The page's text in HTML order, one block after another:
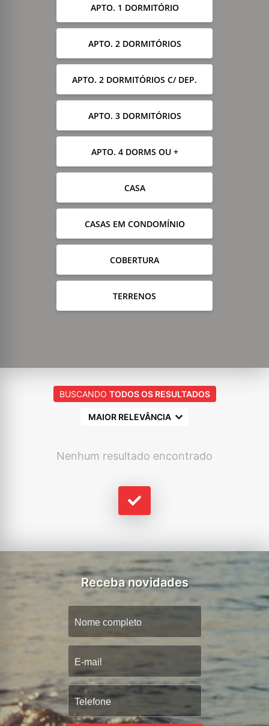
APTO. 1 DORMITÓRIO
APTO. 2 DORMITÓRIOS
APTO. 2 DORMITÓRIOS C/ DEP.
APTO. 3 DORMITÓRIOS
APTO. 4 DORMS OU +
CASA
CASAS EM CONDOMÍNIO
COBERTURA
TERRENOS
BUSCANDO TODOS OS RESULTADOS
MAIOR RELEVÂNCIA
Nenhum resultado encontrado
Receba novidades